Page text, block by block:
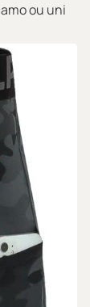
ou uni